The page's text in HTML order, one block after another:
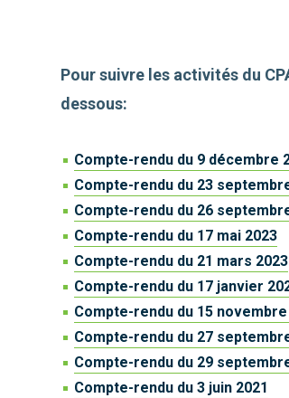
Pour suivre les activités du
dessous:
Compte-rendu du 9 décembre
Compte-rendu du 23
Compte-rendu du 26
Compte-rendu du 17 mai 2023
Compte-rendu du 21 mars 2023
Compte-rendu du 17 janvier
Compte-rendu du 15 novembre
Compte-rendu du 27
Compte-rendu du 29
Compte-rendu du 3 juin 2021